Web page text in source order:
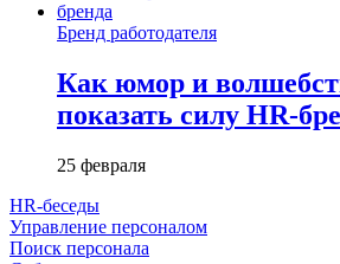
Бренд работодателя
Как юмор и
показать силу HR-
25 февраля
HR-беседы
Управление персоналом
Поиск персонала